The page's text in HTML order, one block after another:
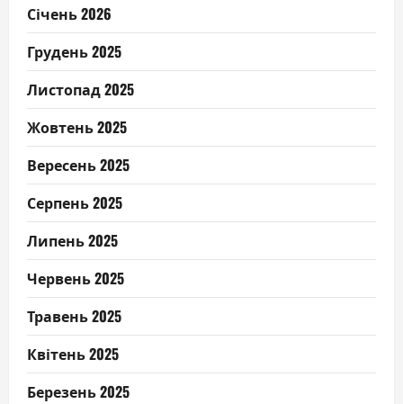
Січень 2026
Грудень 2025
Листопад 2025
Жовтень 2025
Вересень 2025
Серпень 2025
Липень 2025
Червень 2025
Травень 2025
Квітень 2025
Березень 2025